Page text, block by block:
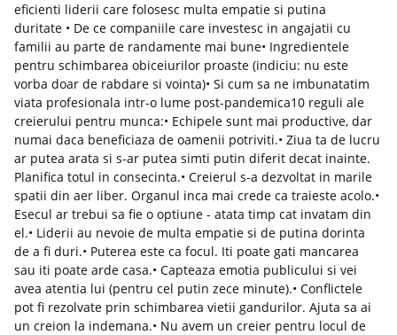
eficienti liderii care folosesc multa empatie si putina
duritate • De ce companiile care investesc in angajatii cu
familii au parte de randamente mai bune• Ingredientele
pentru schimbarea obiceiurilor proaste (indiciu: nu este
vorba doar de rabdare si vointa)• Si cum sa ne imbunatatim
viata profesionala intr-o lume post-pandemica10 reguli ale
creierului pentru munca:• Echipele sunt mai productive, dar
numai daca beneficiaza de oamenii potriviti.• Ziua ta de lucru
ar putea arata si s-ar putea simti putin diferit decat inainte.
Planifica totul in consecinta.• Creierul s-a dezvoltat in marile
spatii din aer liber. Organul inca mai crede ca traieste acolo.•
Esecul ar trebui sa fie o optiune - atata timp cat inva­tam din
el.• Liderii au nevoie de multa empatie si de putina dorinta
de a fi duri.• Puterea este ca focul. Iti poate gati mancarea
sau iti poate arde casa.• Capteaza emotia publicului si vei
avea atentia lui (pentru cel putin zece minute).• Conflictele
pot fi rezolvate prin schimbarea vietii gandurilor. Ajuta sa ai
un creion la indemana.• Nu avem un creier pentru locul de